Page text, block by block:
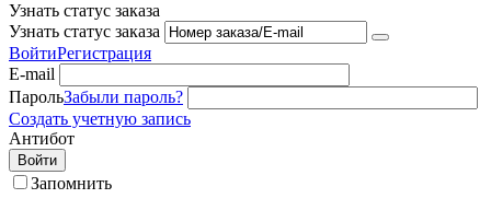
Узнать статус заказа
Узнать статус заказа
ВойтиРегистрация
E-mail
ПарольЗабыли пароль?
Создать учетную запись
Антибот
Войти
Запомнить